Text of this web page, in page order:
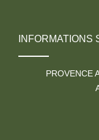
INFORMATIONS
PROVENCE